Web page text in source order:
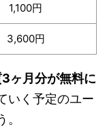
1,100円
3,600円
ヶ月分が無料に
いく予定のユー